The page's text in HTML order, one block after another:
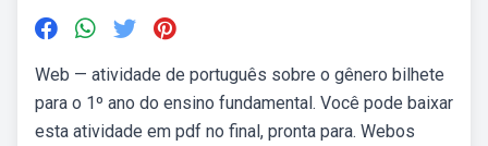
Web — atividade de português sobre o gênero bilhete
para o 1º ano do ensino fundamental. Você pode baixar
esta atividade em pdf no final, pronta para. Webos